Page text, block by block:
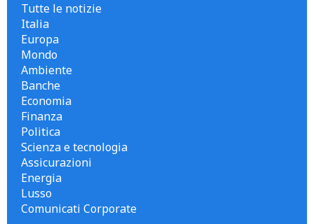
Tutte le notizie
Italia
Europa
Mondo
Ambiente
Banche
Economia
Finanza
Politica
Scienza e tecnologia
Assicurazioni
Energia
Lusso
Comunicati Corporate